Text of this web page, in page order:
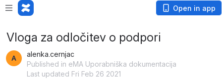
Open in app
Vloga za odločitev o podpori
alenka.cernjac
Published in eMA Uporabniška dokumentacija
Last updated Fri Feb 26 2021